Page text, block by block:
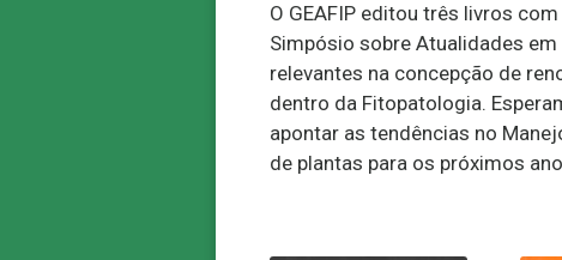
O GEAFIP editou três livros
Simpósio sobre Atualidades
relevantes na concepção de
dentro da Fitopatologia.
apontar as tendências no
de plantas para os próximos